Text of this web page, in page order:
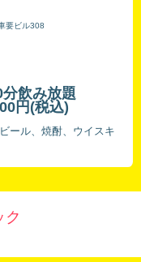
要ビル308
分飲み放題
円 (税込)
ール、焼酎、ウイスキ
ク